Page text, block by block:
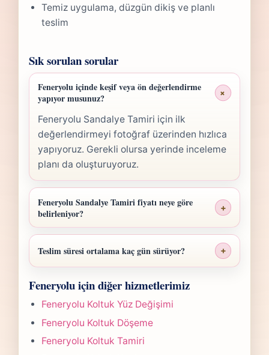
Temiz uygulama, düzgün dikiş ve planlı
teslim
Sık sorulan sorular
Feneryolu içinde keşif veya ön değerlendirme
yapıyor musunuz?
+
Feneryolu Sandalye Tamiri için ilk
değerlendirmeyi fotoğraf üzerinden hızlıca
yapıyoruz. Gerekli olursa yerinde inceleme
planı da oluşturuyoruz.
Feneryolu Sandalye Tamiri fiyatı neye göre
belirleniyor?
+
Feneryolu Sandalye Tamiri fiyatı; ölçü,
malzeme sınıfı, işçilik yoğunluğu ve teslim
planına göre belirlenir. Fotoğraf
gönderdiğinizde hızlıca anlaşılır bir aralık
paylaşırız.
Teslim süresi ortalama kaç gün sürüyor? +
yapılan işlemin kapsamına göre değişir.
Çoğu projede 5-7 iş günü hedefiyle çalışır,
olası değişikliği önceden bildiririz.
Feneryolu için diğer hizmetlerimiz
Feneryolu Koltuk Yüz Değişimi
Feneryolu Koltuk Döşeme
Feneryolu Koltuk Tamiri